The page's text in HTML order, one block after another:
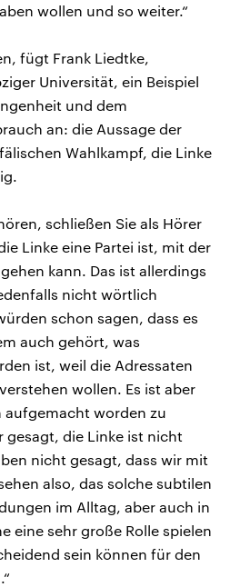
wollen und so weiter.“
fügt Frank Liedtke,
Universität, ein Beispiel
und dem
an: die Aussage der
Wahlkampf, die Linke
schließen Sie als Hörer
Linke eine Partei ist, mit der
kann. Das ist allerdings
nicht wörtlich
schon sagen, dass es
auch gehört, was
ist, weil die Adressaten
wollen. Es ist aber
worden zu
gesagt, die Linke ist nicht
nicht gesagt, dass wir mit
also, das solche subtilen
im Alltag, aber auch in
eine sehr große Rolle spielen
sein können für den